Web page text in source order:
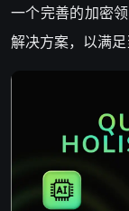
一个完善的加密
解决方案，以满